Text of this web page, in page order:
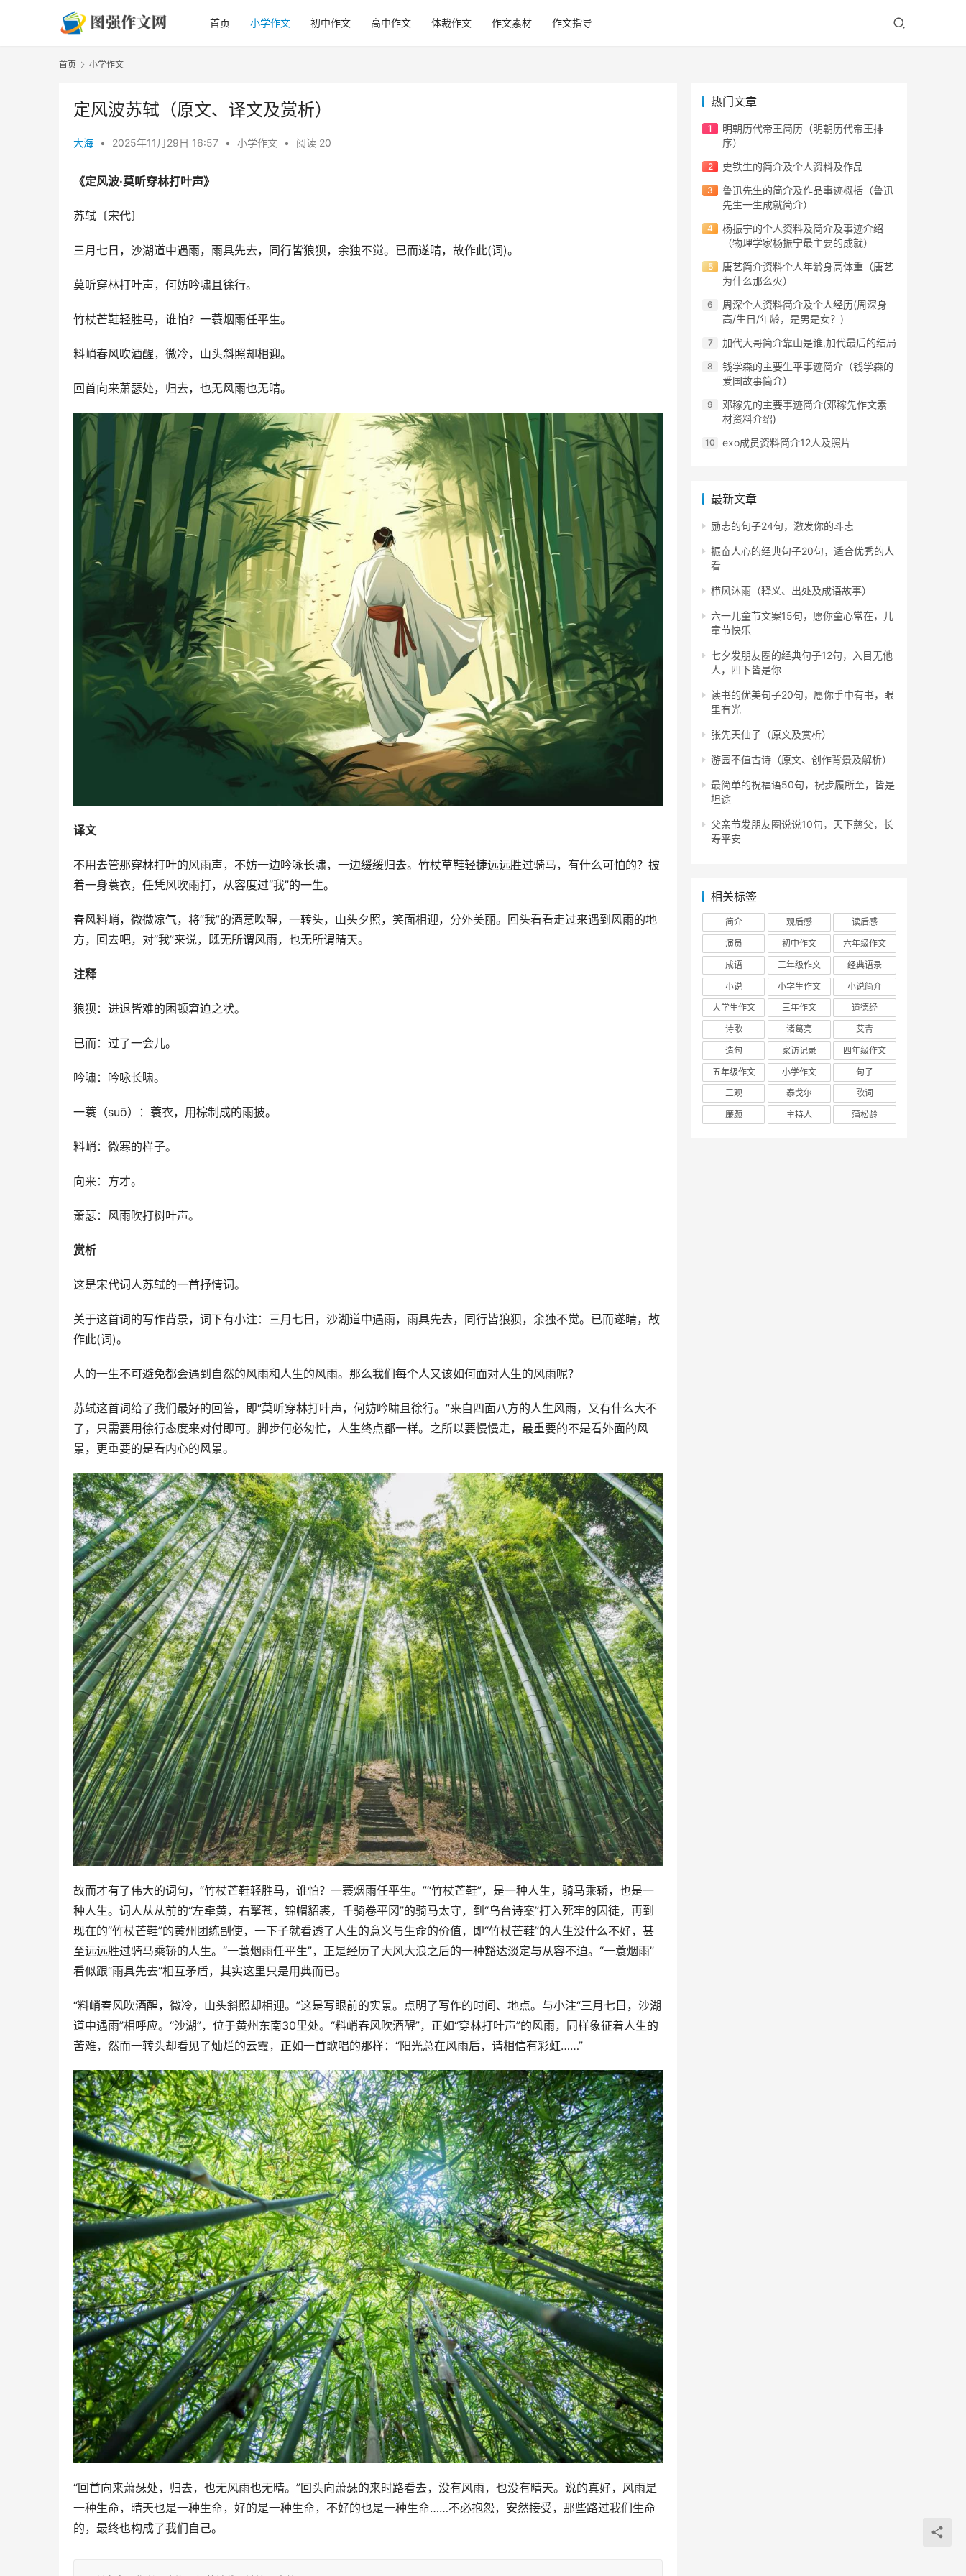
首页 小学作文 初中作文 高中作文 体裁作文 作文素材 作文指导
首页 小学作文
定风波苏轼（原文、译文及赏析）
大海 • 2025年11月29日 16:57 • 小学作文 • 阅读 20
《定风波·莫听穿林打叶声》
苏轼〔宋代〕
三月七日，沙湖道中遇雨，雨具先去，同行皆狼狈，余独不觉。已而遂晴，故作此(词)。
莫听穿林打叶声，何妨吟啸且徐行。
竹杖芒鞋轻胜马，谁怕？一蓑烟雨任平生。
料峭春风吹酒醒，微冷，山头斜照却相迎。
回首向来萧瑟处，归去，也无风雨也无晴。
译文
不用去管那穿林打叶的风雨声，不妨一边吟咏长啸，一边缓缓归去。竹杖草鞋轻捷远远胜过骑马，有什么可怕的？披
着一身蓑衣，任凭风吹雨打，从容度过“我”的一生。
春风料峭，微微凉气，将“我”的酒意吹醒，一转头，山头夕照，笑面相迎，分外美丽。回头看看走过来遇到风雨的地
方，回去吧，对“我”来说，既无所谓风雨，也无所谓晴天。
注释
狼狈：进退皆难的困顿窘迫之状。
已而：过了一会儿。
吟啸：吟咏长啸。
一蓑（suō）：蓑衣，用棕制成的雨披。
料峭：微寒的样子。
向来：方才。
萧瑟：风雨吹打树叶声。
赏析
这是宋代词人苏轼的一首抒情词。
关于这首词的写作背景，词下有小注：三月七日，沙湖道中遇雨，雨具先去，同行皆狼狈，余独不觉。已而遂晴，故
作此(词)。
人的一生不可避免都会遇到自然的风雨和人生的风雨。那么我们每个人又该如何面对人生的风雨呢？
苏轼这首词给了我们最好的回答，即“莫听穿林打叶声，何妨吟啸且徐行。”来自四面八方的人生风雨，又有什么大不
了，只需要用徐行态度来对付即可。脚步何必匆忙，人生终点都一样。之所以要慢慢走，最重要的不是看外面的风
景，更重要的是看内心的风景。
故而才有了伟大的词句，“竹杖芒鞋轻胜马，谁怕？一蓑烟雨任平生。”“竹杖芒鞋”，是一种人生，骑马乘轿，也是一
种人生。词人从从前的“左牵黄，右擎苍，锦帽貂裘，千骑卷平冈”的骑马太守，到“乌台诗案”打入死牢的囚徒，再到
现在的“竹杖芒鞋”的黄州团练副使，一下子就看透了人生的意义与生命的价值，即“竹杖芒鞋”的人生没什么不好，甚
至远远胜过骑马乘轿的人生。“一蓑烟雨任平生”，正是经历了大风大浪之后的一种豁达淡定与从容不迫。“一蓑烟雨”
看似跟“雨具先去”相互矛盾，其实这里只是用典而已。
“料峭春风吹酒醒，微冷，山头斜照却相迎。”这是写眼前的实景。点明了写作的时间、地点。与小注“三月七日，沙湖
道中遇雨”相呼应。“沙湖”，位于黄州东南30里处。“料峭春风吹酒醒”，正如“穿林打叶声”的风雨，同样象征着人生的
苦难，然而一转头却看见了灿烂的云霞，正如一首歌唱的那样：“阳光总在风雨后，请相信有彩虹……”
“回首向来萧瑟处，归去，也无风雨也无晴。”回头向萧瑟的来时路看去，没有风雨，也没有晴天。说的真好，风雨是
一种生命，晴天也是一种生命，好的是一种生命，不好的也是一种生命……不必抱怨，安然接受，那些路过我们生命
的，最终也构成了我们自己。
热门文章
明朝历代帝王简历（明朝历代帝王排
序）
史铁生的简介及个人资料及作品
鲁迅先生的简介及作品事迹概括（鲁迅
先生一生成就简介）
杨振宁的个人资料及简介及事迹介绍
（物理学家杨振宁最主要的成就）
唐艺简介资料个人年龄身高体重（唐艺
为什么那么火）
周深个人资料简介及个人经历(周深身
高/生日/年龄，是男是女？)
加代大哥简介靠山是谁,加代最后的结局
钱学森的主要生平事迹简介（钱学森的
爱国故事简介）
邓稼先的主要事迹简介(邓稼先作文素
材资料介绍)
exo成员资料简介12人及照片
最新文章
励志的句子24句，激发你的斗志
振奋人心的经典句子20句，适合优秀的人
看
栉风沐雨（释义、出处及成语故事）
六一儿童节文案15句，愿你童心常在，儿
童节快乐
七夕发朋友圈的经典句子12句，入目无他
人，四下皆是你
读书的优美句子20句，愿你手中有书，眼
里有光
张先天仙子（原文及赏析）
游园不值古诗（原文、创作背景及解析）
最简单的祝福语50句，祝步履所至，皆是
坦途
父亲节发朋友圈说说10句，天下慈父，长
寿平安
相关标签
简介 观后感
读后感
演员
初中作文
六年级作文
成语
三年级作文
经典语录
小说
小学生作文
小说简介
大学生作文
三年作文
道德经
诗歌
诸葛亮
艾青
造句
家访记录
四年级作文
五年级作文
小学作文
句子
三观
泰戈尔
歌词
廉颇
主持人 蒲松龄